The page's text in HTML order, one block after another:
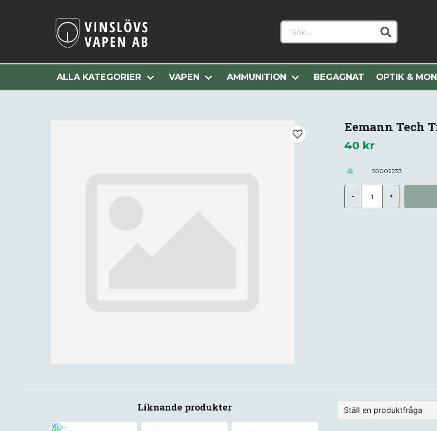
Sök...
ALLA KATEGORIER VAPEN AMMUNITION BEGAGNAT OPTIK &
Alla Kategorier Vapendelar Pistoldelar Fjädrar Eemann Tech
Eemann Tech
40 kr
50002233
- +
Liknande produkter Ställ en produktfråga